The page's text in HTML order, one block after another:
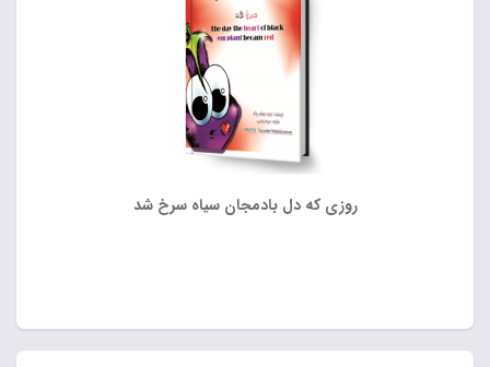
روزی که دل بادمجان سیاه سرخ شد